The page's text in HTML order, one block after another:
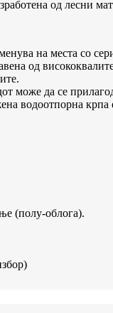
од лесни
на места со
од
може да се
водоотпорна крпа
(полу-облога).